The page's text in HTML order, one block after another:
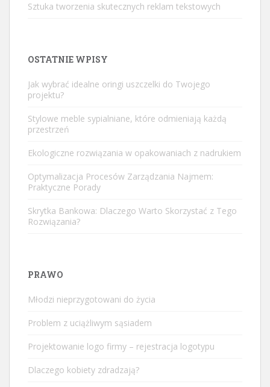
Sztuka tworzenia skutecznych reklam tekstowych
OSTATNIE WPISY
Jak wybrać idealne oringi uszczelki do Twojego
projektu?
Stylowe meble sypialniane, które odmieniają każdą
przestrzeń
Ekologiczne rozwiązania w opakowaniach z nadrukiem
Optymalizacja Procesów Zarządzania Najmem:
Praktyczne Porady
Skrytka Bankowa: Dlaczego Warto Skorzystać z Tego
Rozwiązania?
PRAWO
Młodzi nieprzygotowani do życia
Problem z uciążliwym sąsiadem
Projektowanie logo firmy – rejestracja logotypu
Dlaczego kobiety zdradzają?